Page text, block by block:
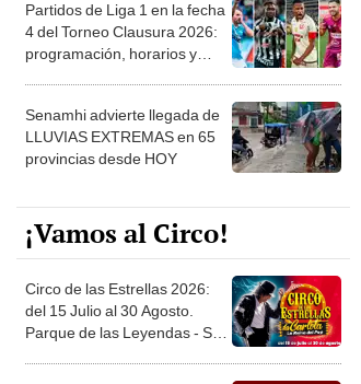
Partidos de Liga 1 en la fecha
4 del Torneo Clausura 2026:
programación, horarios y
Senamhi advierte llegada de
LLUVIAS EXTREMAS en 65
provincias desde HOY
¡Vamos al Circo!
Circo de las Estrellas 2026:
del 15 Julio al 30 Agosto.
Parque de las Leyendas - San